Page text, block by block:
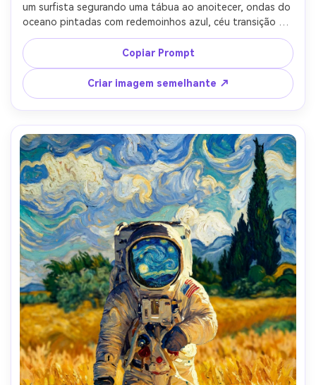
um surfista segurando uma tábua ao anoitecer, ondas do
oceano pintadas com redemoinhos azul, céu transição de
laranja quente para azul profundo em pincel enérgico,
areia molhada refletindo a luz como grossos dabs
texturizados, pose confiante relaxada, contornos
ousados, cristas de pintura impasto, humor aventureiro,
lente de 85mm, profundidade de campo rasa-AR 4:5
Copiar Prompt
Criar imagem semelhante ↗